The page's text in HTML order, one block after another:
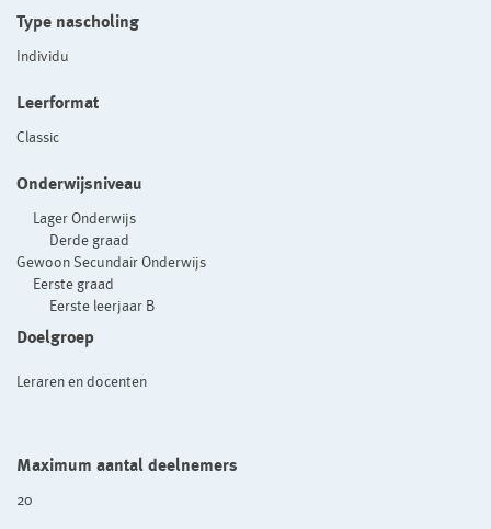
Type nascholing
Individu
Leerformat
Classic
Onderwijsniveau
Lager Onderwijs
Derde graad
Gewoon Secundair Onderwijs
Eerste graad
Eerste leerjaar B
Doelgroep
Leraren en docenten
Maximum aantal deelnemers
20